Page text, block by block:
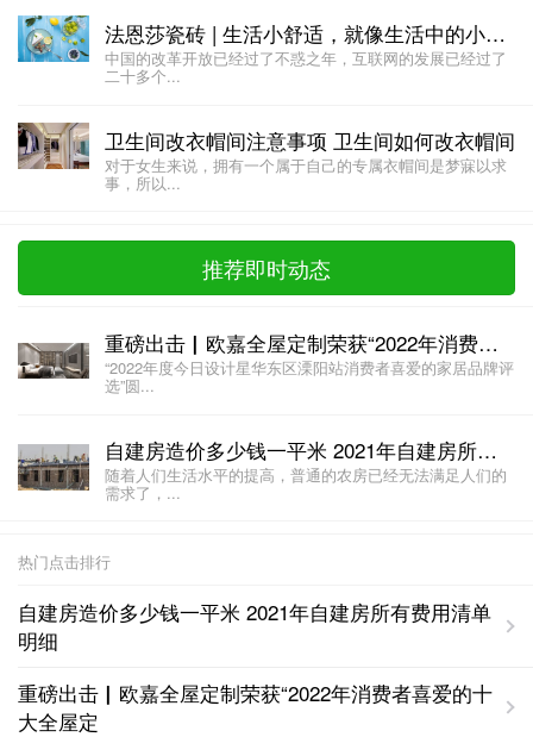
法恩莎瓷砖 | 生活小舒适，就像生活中的小确幸!
中国的改革开放已经过了不惑之年，互联网的发展已经过了
二十多个...
卫生间改衣帽间注意事项 卫生间如何改衣帽间
对于女生来说，拥有一个属于自己的专属衣帽间是梦寐以求
事，所以...
推荐即时动态
重磅出击▏欧嘉全屋定制荣获“2022年消费者喜爱的十大全屋定制品牌”
“2022年度今日设计星华东区溧阳站消费者喜爱的家居品牌评
选”圆...
自建房造价多少钱一平米 2021年自建房所有费用清单明细
随着人们生活水平的提高，普通的农房已经无法满足人们的
需求了，...
热门点击排行
自建房造价多少钱一平米 2021年自建房所有费用清单
明细
重磅出击▏欧嘉全屋定制荣获“2022年消费者喜爱的十
大全屋定